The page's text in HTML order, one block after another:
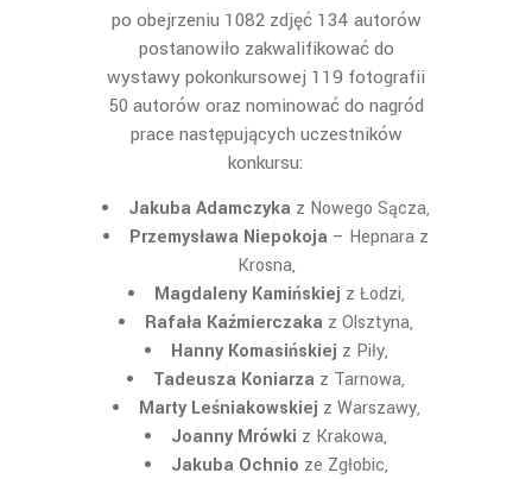
po obejrzeniu 1082 zdjęć 134 autorów
postanowiło zakwalifikować do
wystawy pokonkursowej 119 fotografii
50 autorów oraz nominować do nagród
prace następujących uczestników
konkursu:
Jakuba Adamczyka z Nowego Sącza,
Przemysława Niepokoja – Hepnara z
Krosna,
Magdaleny Kamińskiej z Łodzi,
Rafała Kaźmierczaka z Olsztyna,
Hanny Komasińskiej z Piły,
Tadeusza Koniarza z Tarnowa,
Marty Leśniakowskiej z Warszawy,
Joanny Mrówki z Krakowa,
Jakuba Ochnio ze Zgłobic,